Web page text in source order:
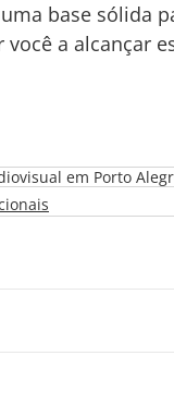
base sólida
você a alcançar
em Porto